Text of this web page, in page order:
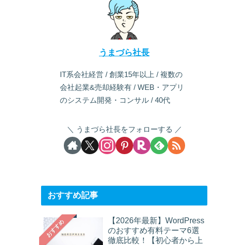
うまづら社長
IT系会社経営 / 創業15年以上 / 複数の
会社起業&売却経験有 / WEB・アプリ
のシステム開発・コンサル / 40代
うまづら社長をフォローする
おすすめ記事
おすすめ
【2026年最新】WordPress
のおすすめ有料テーマ6選
徹底比較！【初心者から上